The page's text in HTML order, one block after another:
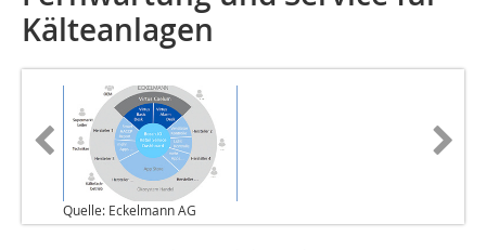
Kälteanlagen
Quelle: Eckelmann AG